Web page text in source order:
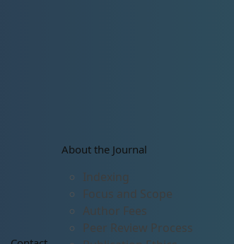
About the Journal
Indexing
Focus and Scope
Author Fees
Peer Review Process